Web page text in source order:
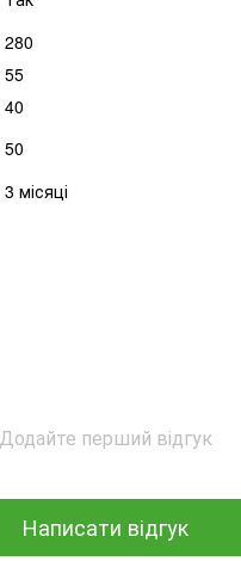
280
55
40
50
3 місяці
Додайте перший відгук
Написати відгук